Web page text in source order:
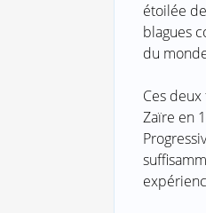
étoilée
blagues
du
Ces
Zaïre en